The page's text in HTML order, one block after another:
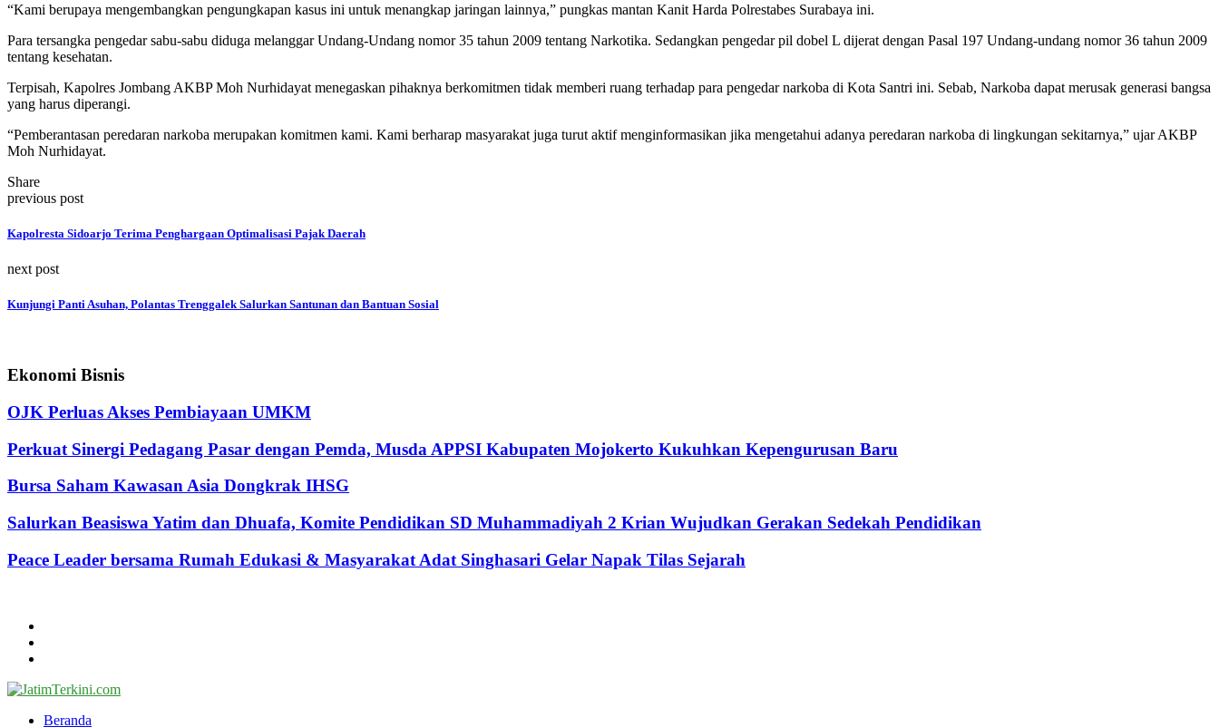
“Kami berupaya mengembangkan pengungkapan kasus ini untuk menangkap jaringan lainnya,” pungkas mantan Kanit Harda Polrestabes Surabaya ini.
Para tersangka pengedar sabu-sabu diduga melanggar Undang-Undang nomor 35 tahun 2009 tentang Narkotika. Sedangkan pengedar pil dobel L dijerat dengan Pasal 197 Undang-undang nomor 36 tahun 2009
tentang kesehatan.
Terpisah, Kapolres Jombang AKBP Moh Nurhidayat menegaskan pihaknya berkomitmen tidak memberi ruang terhadap para pengedar narkoba di Kota Santri ini. Sebab, Narkoba dapat merusak generasi bangsa
yang harus diperangi.
“Pemberantasan peredaran narkoba merupakan komitmen kami. Kami berharap masyarakat juga turut aktif menginformasikan jika mengetahui adanya peredaran narkoba di lingkungan sekitarnya,” ujar AKBP
Moh Nurhidayat.
Share
previous post
Kapolresta Sidoarjo Terima Penghargaan Optimalisasi Pajak Daerah
next post
Kunjungi Panti Asuhan, Polantas Trenggalek Salurkan Santunan dan Bantuan Sosial
Ekonomi Bisnis
OJK Perluas Akses Pembiayaan UMKM
Perkuat Sinergi Pedagang Pasar dengan Pemda, Musda APPSI Kabupaten Mojokerto Kukuhkan Kepengurusan Baru
Bursa Saham Kawasan Asia Dongkrak IHSG
Salurkan Beasiswa Yatim dan Dhuafa, Komite Pendidikan SD Muhammadiyah 2 Krian Wujudkan Gerakan Sedekah Pendidikan
Peace Leader bersama Rumah Edukasi & Masyarakat Adat Singhasari Gelar Napak Tilas Sejarah
Beranda